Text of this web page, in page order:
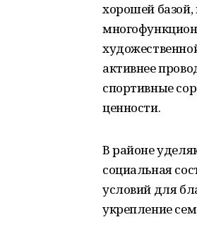
хорошей
активнее
спортивные
ценности.
В районе
социальная
условий для
укрепление